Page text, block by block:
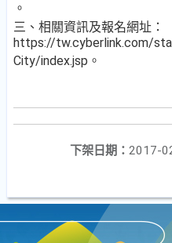
。
三、相關資訊及報名網址：
https://tw.cyberlink.com/
City/index.jsp。
下架日期： 2017-